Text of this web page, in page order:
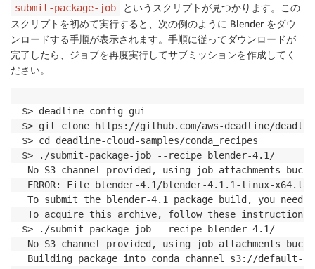
submit-package-job
というスクリプトが見つかります。この
スクリプトを初めて実行すると、次の例のように Blender をダウ
ンロードする手順が表示されます。手順に従ってダウンロードが
完了したら、ジョブを再度実行してサブミッションを作成してく
ださい。
$> deadline config gui
$> git clone https://github.com/aws-deadline/
$> cd deadline-cloud-samples/conda_recipes
$> ./submit-package-job --recipe blender-4.1/
No S3 channel
ERROR: File
To submit the blender-4.1
To acquire this archive, follow these
$> ./submit-package-job --recipe blender-4.1/
No S3 channel
Building package into conda channel s3://default-